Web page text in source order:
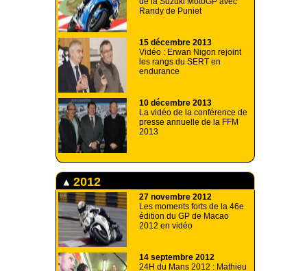
Randy de Puniet
15 décembre 2013
Vidéo : Erwan Nigon rejoint
les rangs du SERT en
endurance
10 décembre 2013
La vidéo de la conférence de
presse annuelle de la FFM
2013
2012
27 novembre 2012
Les moments forts de la 46e
édition du GP de Macao
2012 en vidéo
14 septembre 2012
24H du Mans 2012 : Mathieu